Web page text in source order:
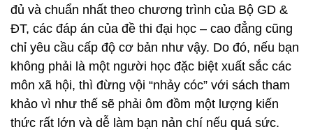
đủ và chuẩn nhất theo chương trình của Bộ GD &
ĐT, các đáp án của đề thi đại học – cao đẳng cũng
chỉ yêu cầu cấp độ cơ bản như vậy. Do đó, nếu bạn
không phải là một người học đặc biệt xuất sắc các
môn xã hội, thì đừng vội “nhảy cóc” với sách tham
khảo vì như thế sẽ phải ôm đồm một lượng kiến
thức rất lớn và dễ làm bạn nản chí nếu quá sức.